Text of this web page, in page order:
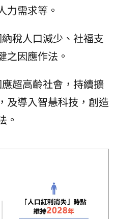
力需求等。
稅人口減少、社福支
之因應作法。
超高齡社會，持續擴
及導入智慧科技，創造
。